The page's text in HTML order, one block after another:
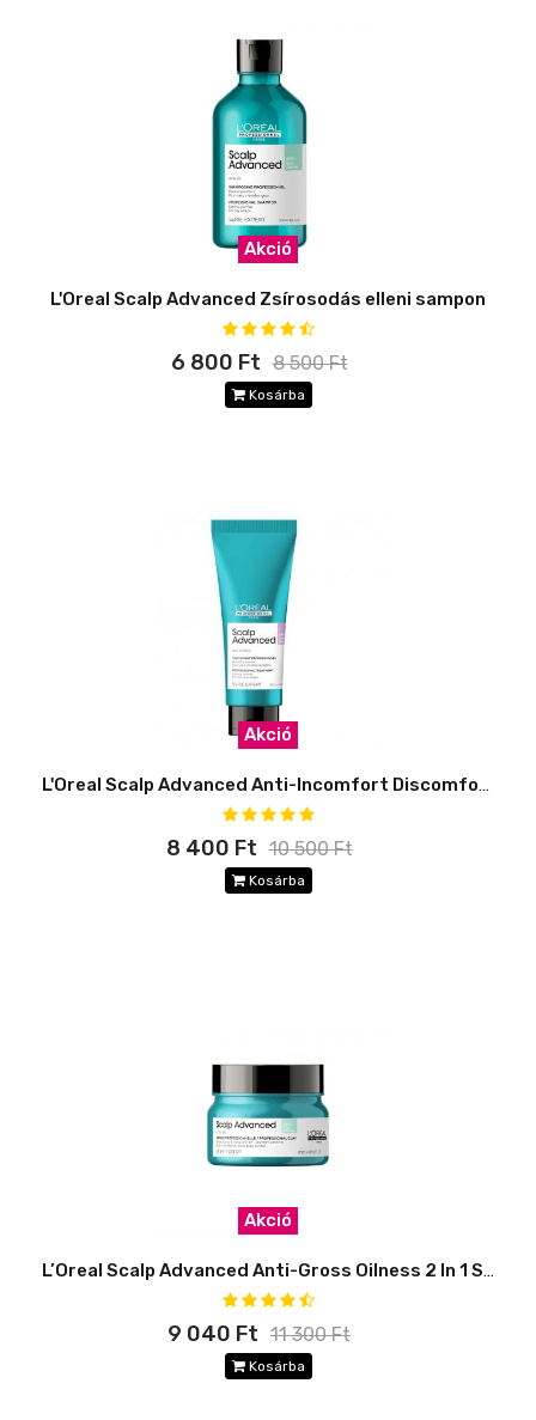
Akció
L'Oreal Scalp Advanced Zsírosodás elleni sampon
6 800 Ft 8 500 Ft
Kosárba
Akció
L'Oreal Scalp Advanced Anti-Incomfort Discomfort Traitment
8 400 Ft 10 500 Ft
Kosárba
Akció
L’Oreal Scalp Advanced Anti-Gross Oilness 2 In 1 Sampon és maszk
9 040 Ft 11 300 Ft
Kosárba